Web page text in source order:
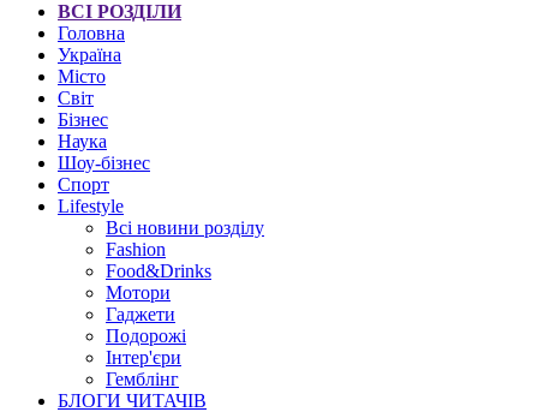
ВСІ РОЗДІЛИ
Головна
Україна
Місто
Світ
Бізнес
Наука
Шоу-бізнес
Спорт
Lifestyle
Всі новини розділу
Fashion
Food&Drinks
Мотори
Гаджети
Подорожі
Інтер'єри
Гемблінг
БЛОГИ ЧИТАЧІВ